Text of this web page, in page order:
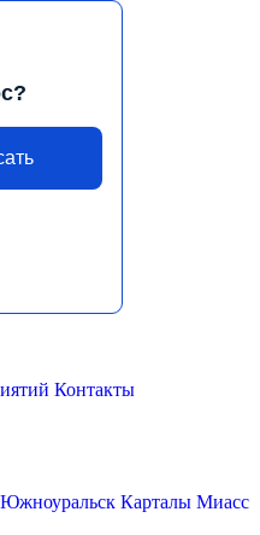
Контакты
Южноуральск Карталы Миасс